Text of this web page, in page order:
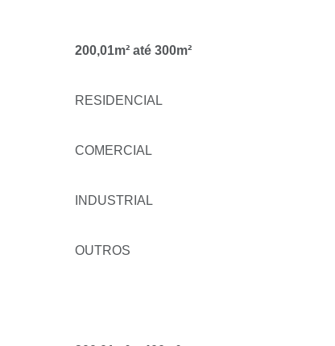
200,01m² até 300m²
RESIDENCIAL
COMERCIAL
INDUSTRIAL
OUTROS